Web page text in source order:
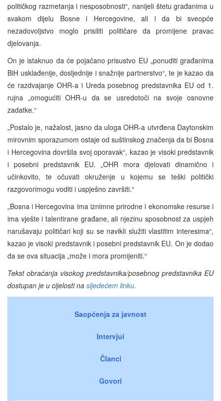
političkog razmetanja i nesposobnosti“, nanijeli štetu građanima u
svakom dijelu Bosne i Hercegovine, ali i da bi sveopće
nezadovoljstvo moglo prisiliti političare da promijene pravac
djelovanja.
On je istaknuo da će pojačano prisustvo EU „ponuditi građanima
BiH usklađenije, dosljednije i snažnije partnerstvo“, te je kazao da
će razdvajanje OHR-a i Ureda posebnog predstavnika EU od 1.
rujna „omogućiti OHR-u da se usredotoči na svoje osnovne
zadatke.“
„Postalo je, nažalost, jasno da uloga OHR-a utvrđena Daytonskim
mirovnim sporazumom ostaje od suštinskog značenja da bi Bosna
i Hercegovina dovršila svoj oporavak“, kazao je visoki predstavnik
i posebni predstavnik EU. „OHR mora djelovati dinamično i
učinkovito, te očuvati okruženje u kojemu se teški politički
razgovorimogu voditi i uspješno završiti.“
„Bosna i Hercegovina ima iznimne prirodne i ekonomske resurse i
ima vješte i talentirane građane, ali njezinu sposobnost za uspjeh
narušavaju političari koji su se navikli služiti vlastitim interesima“,
kazao je visoki predstavnik i posebni predstavnik EU. On je dodao
da se ova situacija „može i mora promijeniti.“
Tekst obraćanja visokog predstavnika/posebnog predstavnika EU
dostupan je u cijelosti na sljedećem linku.
Saopćenja za javnost
Intervjui
Članci
Govori